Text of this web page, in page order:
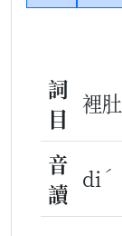
詞
目
裡肚
音
讀
di ˊ